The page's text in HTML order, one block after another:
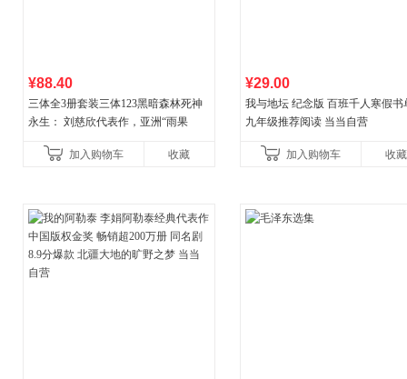
¥88.40
三体全3册套装三体123黑暗森林死神
永生： 刘慈欣代表作，亚洲“雨果
小说代表作加入购物车 收藏
¥29.00
我与地坛 纪念版 百班千人寒假书
九年级推荐阅读 当当自营
加入购物车 收藏